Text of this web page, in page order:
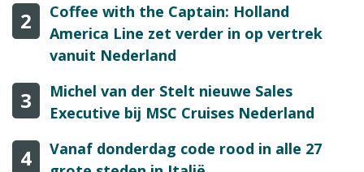
2
Coffee with the Captain: Holland
America Line zet verder in op vertrek
vanuit Nederland
3
Michel van der Stelt nieuwe Sales
Executive bij MSC Cruises Nederland
4
Vanaf donderdag code rood in alle 27